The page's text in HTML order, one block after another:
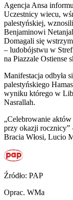
Agencja Ansa
Uczestnicy wiecu,
palestyńskiej,
Benjaminowi
Domagali się
– ludobójstwu w
na Piazzale Ostiense
Manifestacja odbyła
palestyńskiego
wyniku którego w
Nasrallah.
„Celebrowanie aktów
przy okazji rocznicy”
Bracia Włosi, Lucio
Źródło: PAP
Oprac. WMa